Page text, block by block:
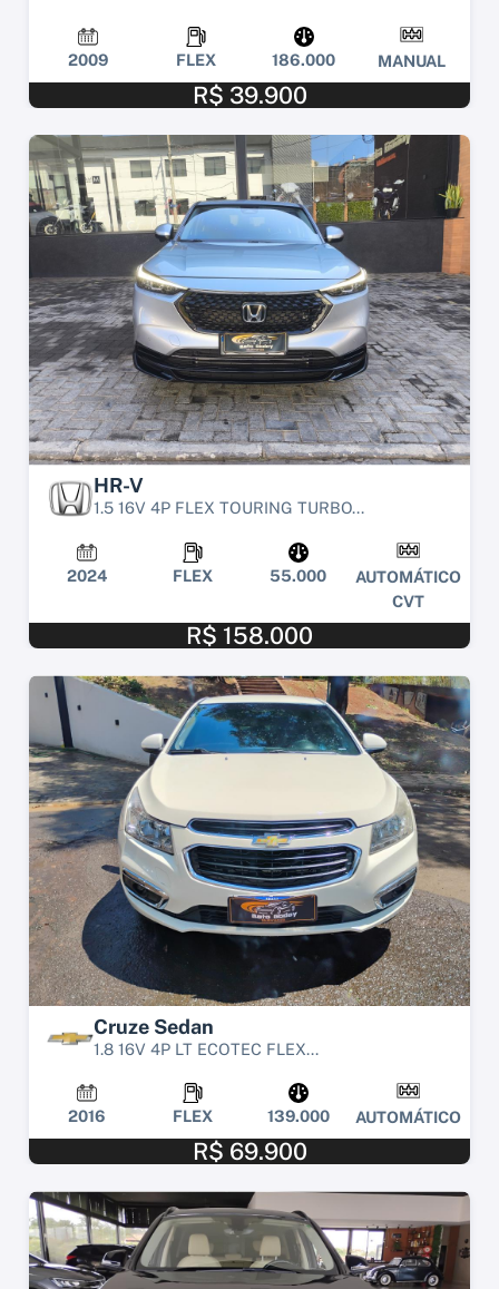
2009 FLEX 186.000 MANUAL
R$ 39.900
HR-V
1.5 16V 4P FLEX TOURING TURBO...
2024 FLEX 55.000
AUTOMÁTICO
CVT
R$ 158.000
Cruze Sedan
1.8 16V 4P LT ECOTEC FLEX...
2016 FLEX 139.000 AUTOMÁTICO
R$ 69.900